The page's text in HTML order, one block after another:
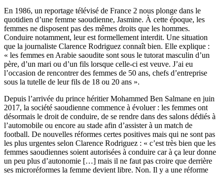
En 1986, un reportage télévisé de France 2 nous plonge dans le
quotidien d’une femme saoudienne, Jasmine. À cette époque, les
femmes ne disposent pas des mêmes droits que les hommes.
Conduire notamment, leur est formellement interdit. Une situation
que la journaliste Clarence Rodriguez connaît bien. Elle explique :
« les femmes en Arabie saoudite sont sous le tutorat masculin d’un
père, d’un mari ou d’un fils lorsque celle-ci est veuve. J’ai eu
l’occasion de rencontrer des femmes de 50 ans, chefs d’entreprise
sous la tutelle de leur fils de 18 ou 20 ans ».
Depuis l’arrivée du prince héritier Mohammed Ben Salmane en juin
2017, la société saoudienne commence à évoluer : les femmes ont
désormais le droit de conduire, de se rendre dans des salons dédiés à
l’automobile ou encore au stade afin d’assister à un match de
football. De nouvelles réformes certes positives mais qui ne sont pas
les plus urgentes selon Clarence Rodriguez : « c’est très bien que les
femmes saoudiennes soient autorisées à conduire car à ça leur donne
un peu plus d’autonomie […] mais il ne faut pas croire que derrière
ses microréformes la femme devient libre. Non. Il y a une réforme